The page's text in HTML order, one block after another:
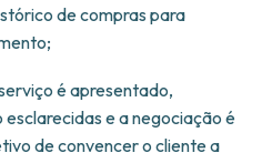
de compras para
é apresentado,
esclarecidas e a negociação é
de convencer o cliente a